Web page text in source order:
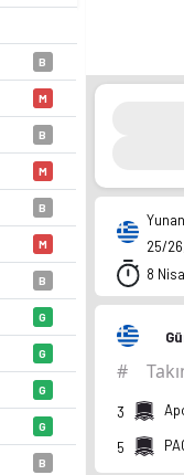
B
M
B
M
B
M
B
G
G
G
G
B
25/
8
#
3
5